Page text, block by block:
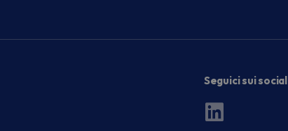
Seguici sui social